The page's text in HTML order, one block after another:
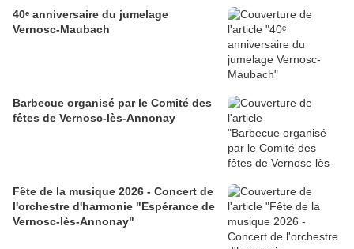
40ᵉ anniversaire du jumelage
Vernosc-Maubach
Barbecue organisé par le Comité des
fêtes de Vernosc-lès-Annonay
Fête de la musique 2026 - Concert de
l'orchestre d'harmonie "Espérance de
Vernosc-lès-Annonay"